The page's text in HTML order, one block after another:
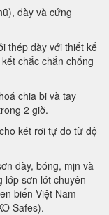
dày và cứng
thép dày với thiết kế
chắc chắn chống
chia bi và tay
2 giờ.
két rơi tự do từ độ
dày, bóng, mịn và
sơn lót chuyên
biển Việt Nam
Safes).